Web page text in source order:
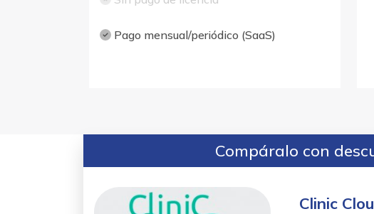
Pago mensual/periódico (SaaS)
Compáralo con
Clinic